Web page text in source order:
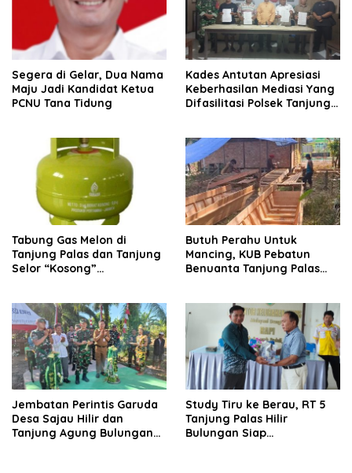
Segera di Gelar, Dua Nama
Maju Jadi Kandidat Ketua
PCNU Tana Tidung
Kades Antutan Apresiasi
Keberhasilan Mediasi Yang
Difasilitasi Polsek Tanjung
Tabung Gas Melon di
Tanjung Palas dan Tanjung
Selor “Kosong”
Butuh Perahu Untuk
Mancing, KUB Pebatun
Benuanta Tanjung Palas
Jembatan Perintis Garuda
Desa Sajau Hilir dan
Tanjung Agung Bulungan
Study Tiru ke Berau, RT 5
Tanjung Palas Hilir
Bulungan Siap